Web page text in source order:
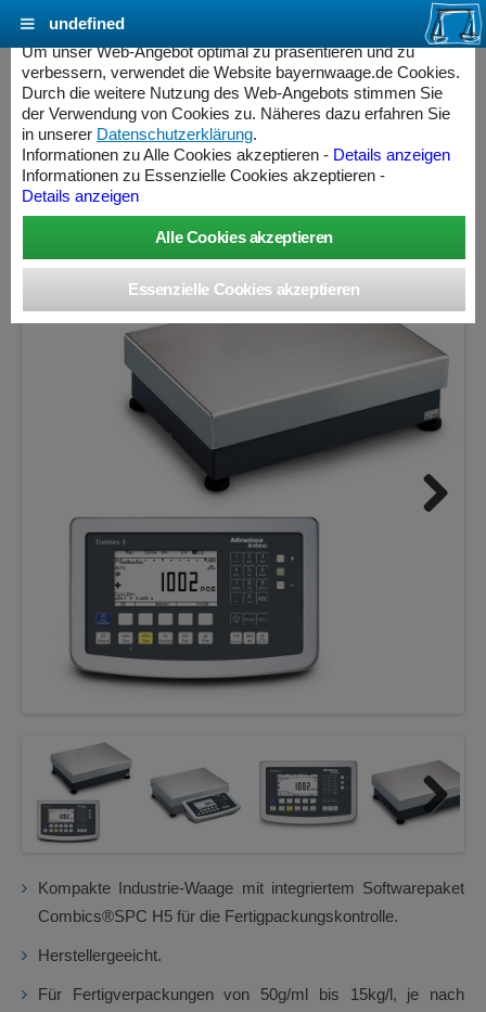
MINEBEA INTEC Combics® CAHE-SPC-
34HCE Einplatz-Füllmengenkontrollsystem
Wägebereich: 34 kg, Ablesbarkeit: 0,1 g, Eichschritt: 1 g,
geeicht
Kompakte Industrie-Waage mit integriertem Softwarepaket
Combics®SPC H5 für die Fertigpackungskontrolle.
Herstellergeeicht.
Für Fertigverpackungen von 50g/ml bis 15kg/l, je nach
Cookie Einstellungen - bayernwaage.de
Um unser Web-Angebot optimal zu präsentieren und zu
verbessern, verwendet die Website bayernwaage.de Cookies.
Durch die weitere Nutzung des Web-Angebots stimmen Sie
der Verwendung von Cookies zu. Näheres dazu erfahren Sie
in unserer Datenschutzerklärung.
Informationen zu Alle Cookies akzeptieren - Details anzeigen
Informationen zu Essenzielle Cookies akzeptieren -
Details anzeigen
undefined